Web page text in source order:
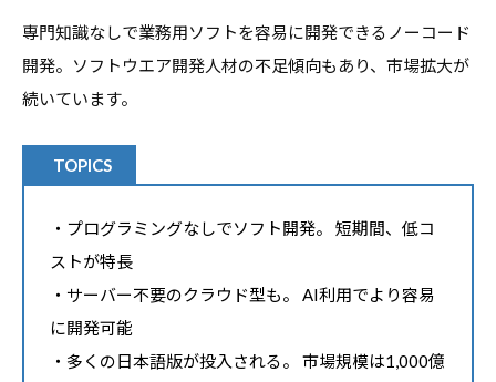
専門知識なしで業務用ソフトを容易に開発できるノーコード
開発。ソフトウエア開発人材の不足傾向もあり、市場拡大が
続いています。
TOPICS
・プログラミングなしでソフト開発。 短期間、低コ
ストが特長
・サーバー不要のクラウド型も。 AI利用でより容易
に開発可能
・多くの日本語版が投入される。 市場規模は1,000億